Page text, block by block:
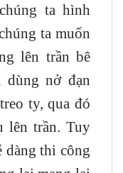
ta hình
ta muốn
lên trần bê
nở đạn
ty, qua đó
lên trần. Tuy
dàng thi công